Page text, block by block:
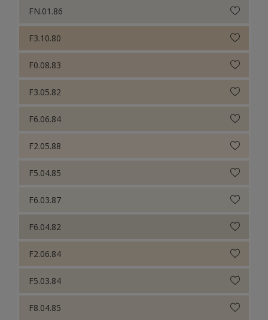
FN.01.86
F3.10.80
F0.08.83
F3.05.82
F6.06.84
F2.05.88
F5.04.85
F6.03.87
F6.04.82
F2.06.84
F5.03.84
F8.04.85